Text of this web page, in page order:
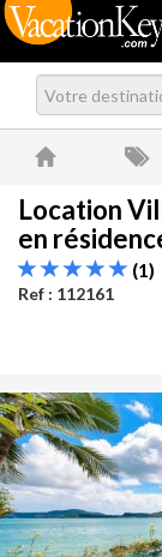
Location
en
(1)
Ref : 112161